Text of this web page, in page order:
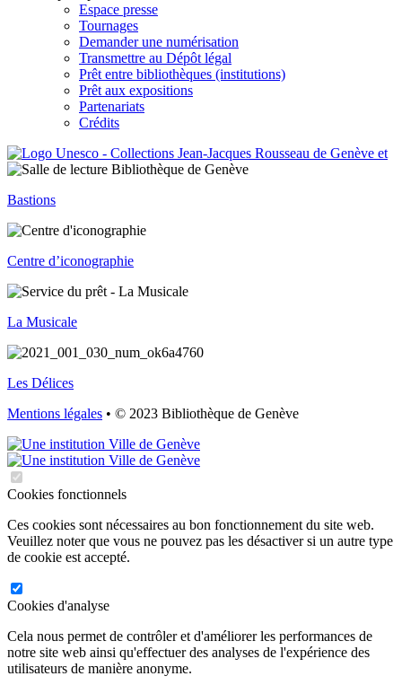
Espace presse
Tournages
Demander une numérisation
Transmettre au Dépôt légal
Prêt entre bibliothèques (institutions)
Prêt aux expositions
Partenariats
Crédits
Bastions
Centre d’iconographie
La Musicale
Les Délices
Mentions légales • © 2023 Bibliothèque de Genève
Cookies fonctionnels
Ces cookies sont nécessaires au bon fonctionnement du site web.
Veuillez noter que vous ne pouvez pas les désactiver si un autre type
de cookie est accepté.
Cookies d'analyse
Cela nous permet de contrôler et d'améliorer les performances de
notre site web ainsi qu'effectuer des analyses de l'expérience des
utilisateurs de manière anonyme.